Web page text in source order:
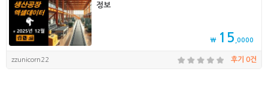
정보
₩ 15 ,0000
zzunicorn22 후기 0건